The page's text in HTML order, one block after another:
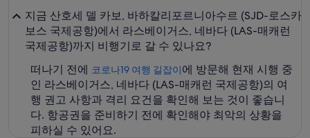
지금 산호세 델 카보, 바하칼리포르니아수르 (SJD-로스카
보스 국제공항)에서 라스베이거스, 네바다 (LAS-매캐런
국제공항)까지 비행기로 갈 수 있나요?
떠나기 전에 코로나19 여행 길잡이에 방문해 현재 시행 중
인 라스베이거스, 네바다 (LAS-매캐런 국제공항)의 여
행 권고 사항과 격리 요건을 확인해 보는 것이 좋습니
다. 항공권을 준비하기 전에 확인해야 최악의 상황을
피하실 수 있어요.